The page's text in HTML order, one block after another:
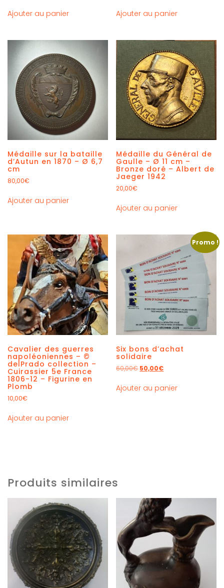
Ajouter au panier Ajouter au panier
Médaille sur la bataille
d’Autun en 1870 – Ø 6,7
cm
80,00€
Ajouter au panier
Médaille du Général de
Gaulle – Ø 11 cm –
Bronze doré – Albert de
Jaeger 1942
20,00€
Ajouter au panier
Cavalier des guerres
napoléoniennes – ©
delPrado collection –
Cuirassier 5e France
1806-12 – Figurine en
Plomb
10,00€
Ajouter au panier
Promo !
Six bons d’achat
solidaire
60,00€ 50,00€
Ajouter au panier
Produits similaires